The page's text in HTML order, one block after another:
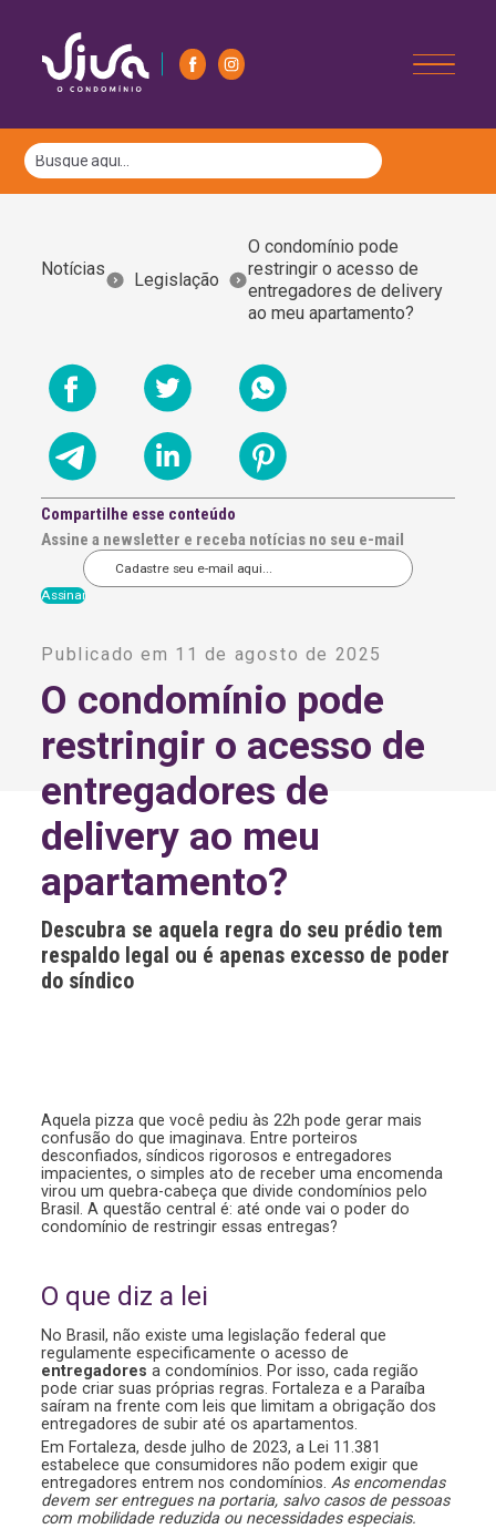
Notícias
Legislação
O condomínio pode
restringir o acesso de
entregadores de delivery
ao meu apartamento?
Compartilhe esse conteúdo
Assine a newsletter e receba notícias no seu e-mail
t
r
n
v
:
Publicado em 11 de agosto de 2025
O condomínio pode
restringir o acesso de
entregadores de
delivery ao meu
apartamento?
Descubra se aquela regra do seu prédio tem
respaldo legal ou é apenas excesso de poder
do síndico
Aquela pizza que você pediu às 22h pode gerar mais
confusão do que imaginava. Entre porteiros
desconfiados, síndicos rigorosos e entregadores
impacientes, o simples ato de receber uma encomenda
virou um quebra-cabeça que divide condomínios pelo
Brasil. A questão central é: até onde vai o poder do
condomínio de restringir essas entregas?
O que diz a lei
No Brasil, não existe uma legislação federal que
regulamente especificamente o acesso de
entregadores a condomínios. Por isso, cada região
pode criar suas próprias regras. Fortaleza e a Paraíba
saíram na frente com leis que limitam a obrigação dos
entregadores de subir até os apartamentos.
Em Fortaleza, desde julho de 2023, a Lei 11.381
estabelece que consumidores não podem exigir que
entregadores entrem nos condomínios.As encomendas
devem ser entregues na portaria, salvo casos de pessoas
com mobilidade reduzida ou necessidades especiais.